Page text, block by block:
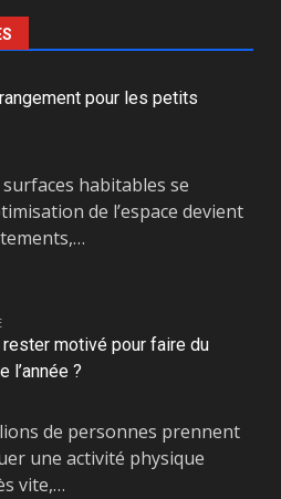
pour les petits
habitables se
de l’espace devient
rester motivé pour faire du
l’année ?
de personnes prennent
une activité physique
vite,…